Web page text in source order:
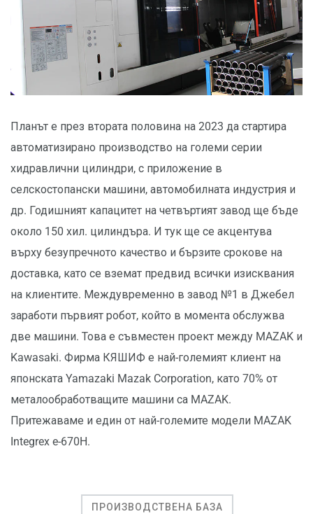
Планът е през втората половина на 2023 да стартира
автоматизирано производство на големи серии
хидравлични цилиндри, с приложение в
селскостопански машини, автомобилната индустрия и
др. Годишният капацитет на четвъртият завод ще бъде
около 150 хил. цилиндъра. И тук ще се акцентува
върху безупречното качество и бързите срокове на
доставка, като се вземат предвид всички изисквания
на клиентите. Междувременно в завод №1 в Джебел
заработи първият робот, който в момента обслужва
две машини. Това е съвместен проект между MAZAK и
Kawasaki. Фирма КЯШИФ е най-големият клиент на
японската Yamazaki Mazak Corporation, като 70% от
металообработващите машини са MAZAK.
Притежаваме и един от най-големите модели MAZAK
Integrex e-670H.
ПРОИЗВОДСТВЕНА БАЗА